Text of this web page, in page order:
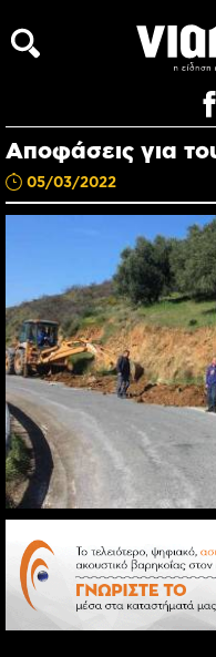
Αποφάσεις για
05/03/2022